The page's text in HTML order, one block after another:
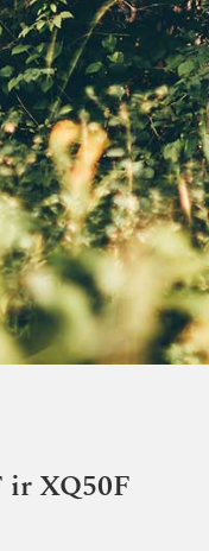
ir XQ50F